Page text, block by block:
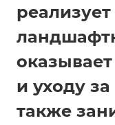
и уходу
также